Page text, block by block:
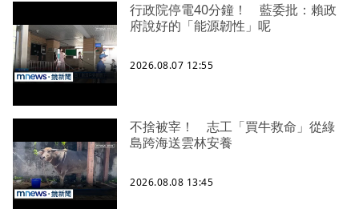
行政院停電40分鐘！ 藍委批：賴政
府說好的「能源韌性」呢
2026.08.07 12:55
不捨被宰！ 志工「買牛救命」從綠
島跨海送雲林安養
2026.08.08 13:45